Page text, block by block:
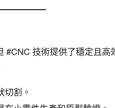
技術提供了穩定且
割。